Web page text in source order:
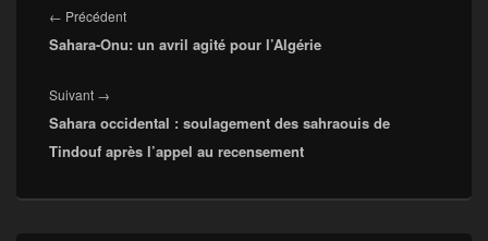
de
l’article
← PrécédentArticle
précédent :
Sahara-Onu: un avril agité pour l’Algérie
Suivant →
suivant :
Sahara occidental : soulagement des sahraouis de
Tindouf après l’appel au recensement